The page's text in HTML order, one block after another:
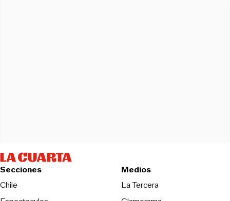
Secciones
Chile
Medios
La TerceraOpens in new